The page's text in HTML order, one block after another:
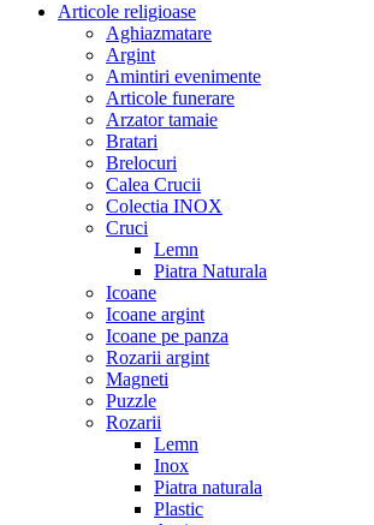
Articole religioase
Aghiazmatare
Argint
Amintiri evenimente
Articole funerare
Arzator tamaie
Bratari
Brelocuri
Calea Crucii
Colectia INOX
Cruci
Lemn
Piatra Naturala
Icoane
Icoane argint
Icoane pe panza
Rozarii argint
Magneti
Puzzle
Rozarii
Lemn
Inox
Piatra naturala
Plastic